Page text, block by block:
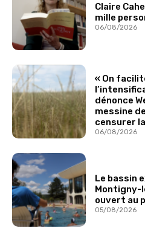
Claire
mille
06/08/2026
« On
dénonce
messine
censurer
06/08/2026
Le bassin
Montigny-
ouvert au
05/08/2026